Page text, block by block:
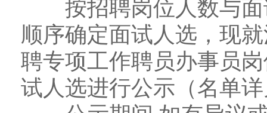
按招聘岗位人数与面
顺序确定面试人选，现
聘专项工作聘员办事员
试人选进行公示（名单